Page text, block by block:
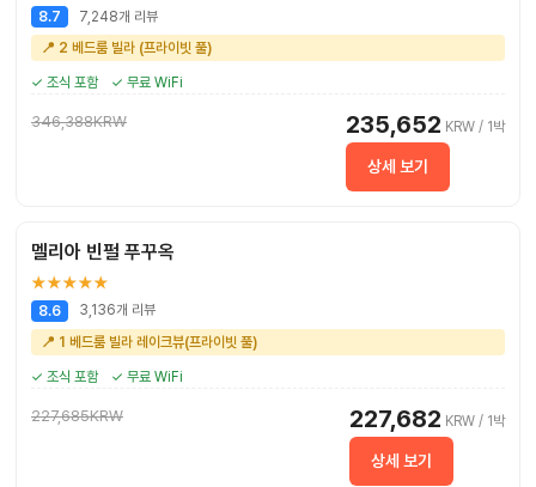
8.7
7,248개 리뷰
📍 2 베드룸 빌라 (프라이빗 풀)
✓ 조식 포함 ✓ 무료 WiFi
346,388KRW 235,652 KRW / 1박
상세 보기
멜리아 빈펄 푸꾸옥
★★★★★
8.6
3,136개 리뷰
📍 1 베드룸 빌라 레이크뷰(프라이빗 풀)
✓ 조식 포함 ✓ 무료 WiFi
227,685KRW 227,682 KRW / 1박
상세 보기